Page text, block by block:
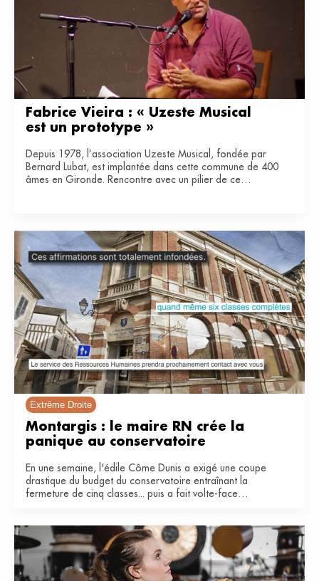
Fabrice Vieira : « Uzeste Musical
est un prototype »
Depuis 1978, l’association Uzeste Musical, fondée par
Bernard Lubat, est implantée dans cette commune de 400
âmes en Gironde. Rencontre avec un pilier de ce
Extrême Droite
Montargis : le maire RN crée la
En une semaine, l'édile Côme Dunis a exigé une coupe
drastique du budget du conservatoire entraînant la
fermeture de cinq classes... puis a fait volte-face